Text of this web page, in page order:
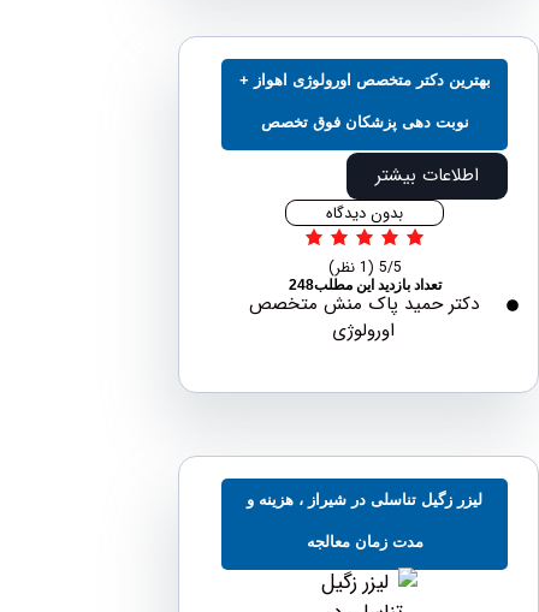
دکتر متخصص اورولوژی اهواز +
نوبت دهی پزشکان فوق تخصص
اطلاعات بیشتر
بدون دیدگاه
تعداد بازدید این مطلب248
دکتر حمید پاک منش متخصص
اورولوژی
زگیل تناسلی در شیراز ، هزینه و
مدت زمان معالجه